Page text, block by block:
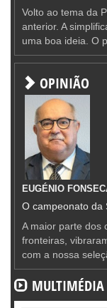
Volto ao tema da
anterior. A
uma boa ideia. O
OPINIÃO
EUGÉNIO
O campeonato da
A maior parte dos
fronteiras,
com a nossa
MULTIMÉDIA